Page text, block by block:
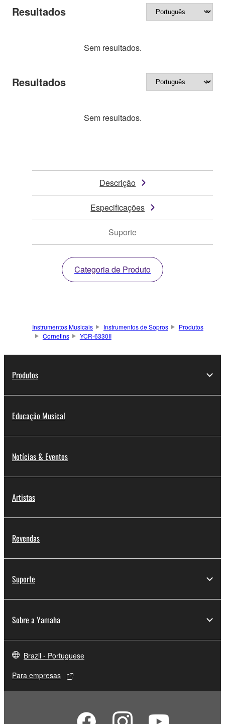
Resultados
Sem resultados.
Resultados
Sem resultados.
Descrição
Especificações
Suporte
Categoria de Produto
Instrumentos Musicais Instrumentos de Sopros
Produtos
Cornetins
YCR-6330II
Produtos
Educação Musical
Notícias & Eventos
Artistas
Revendas
Suporte
Sobre a Yamaha
Brazil - Portuguese
Para empresas